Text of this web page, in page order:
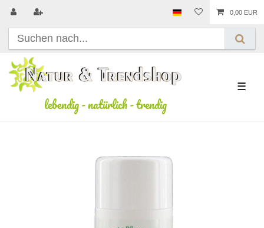
0,00 EUR
lebendig-natürlich-trendig
☰